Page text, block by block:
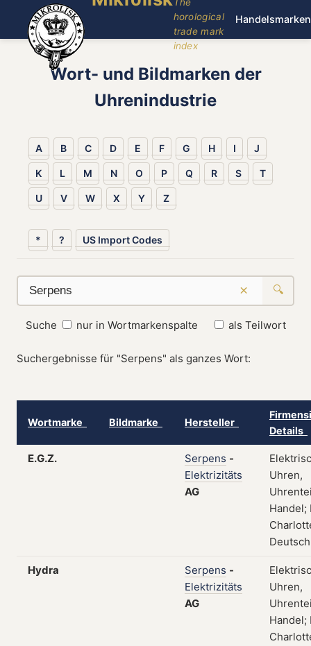
horological
trade mark
index
Handelsmarken
Wort- und Bildmarken der
Uhrenindustrie
A B C D E F G H I J
K L M N O P Q R S T
U V W X Y Z
* ? US Import Codes
× 🔍
Suche nur in Wortmarkenspalte als Teilwort
Suchergebnisse für "Serpens" als ganzes Wort:
Wortmarke Bildmarke Hersteller
Details
E.G.Z. Serpens -
Elektrizitäts
AG
Uhren,
Hydra Serpens -
Elektrizitäts
AG
Uhren,